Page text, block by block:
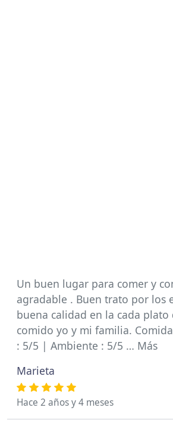
Un buen lugar para comer y
agradable . Buen trato por los
buena calidad en la cada plato
comido yo y mi familia.
: 5/5 | Ambiente : 5/5 … Más
Marieta
Hace 2 años y 4 meses